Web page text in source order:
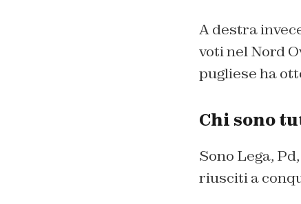
A destra
voti nel Nord
pugliese ha
Chi sono
Sono Lega,
riusciti a